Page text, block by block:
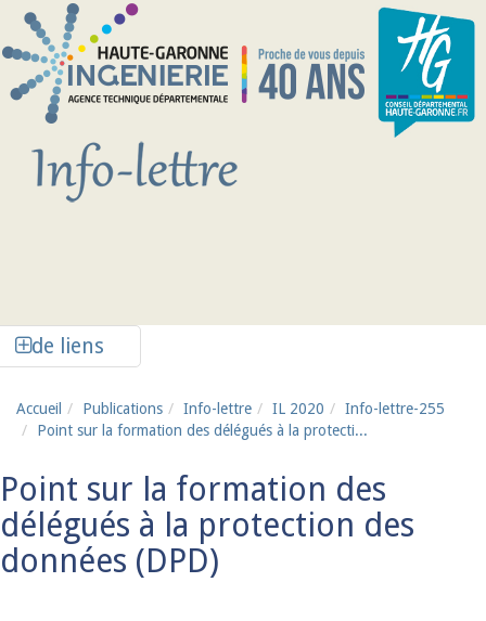
Aller au contenu principal
de liens
Accueil Publications Info-lettre IL 2020
Info-lettre-255
Point sur la formation des délégués à la protecti...
Point sur la formation des
délégués à la protection des
données (DPD)